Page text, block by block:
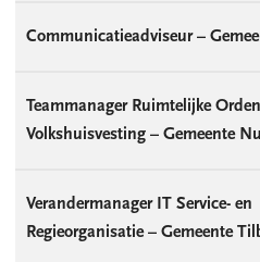
Communicatieadviseur –
Teammanager Ruimtelijke
Volkshuisvesting – Gemeente
Verandermanager IT Service- en
Regieorganisatie – Gemeente